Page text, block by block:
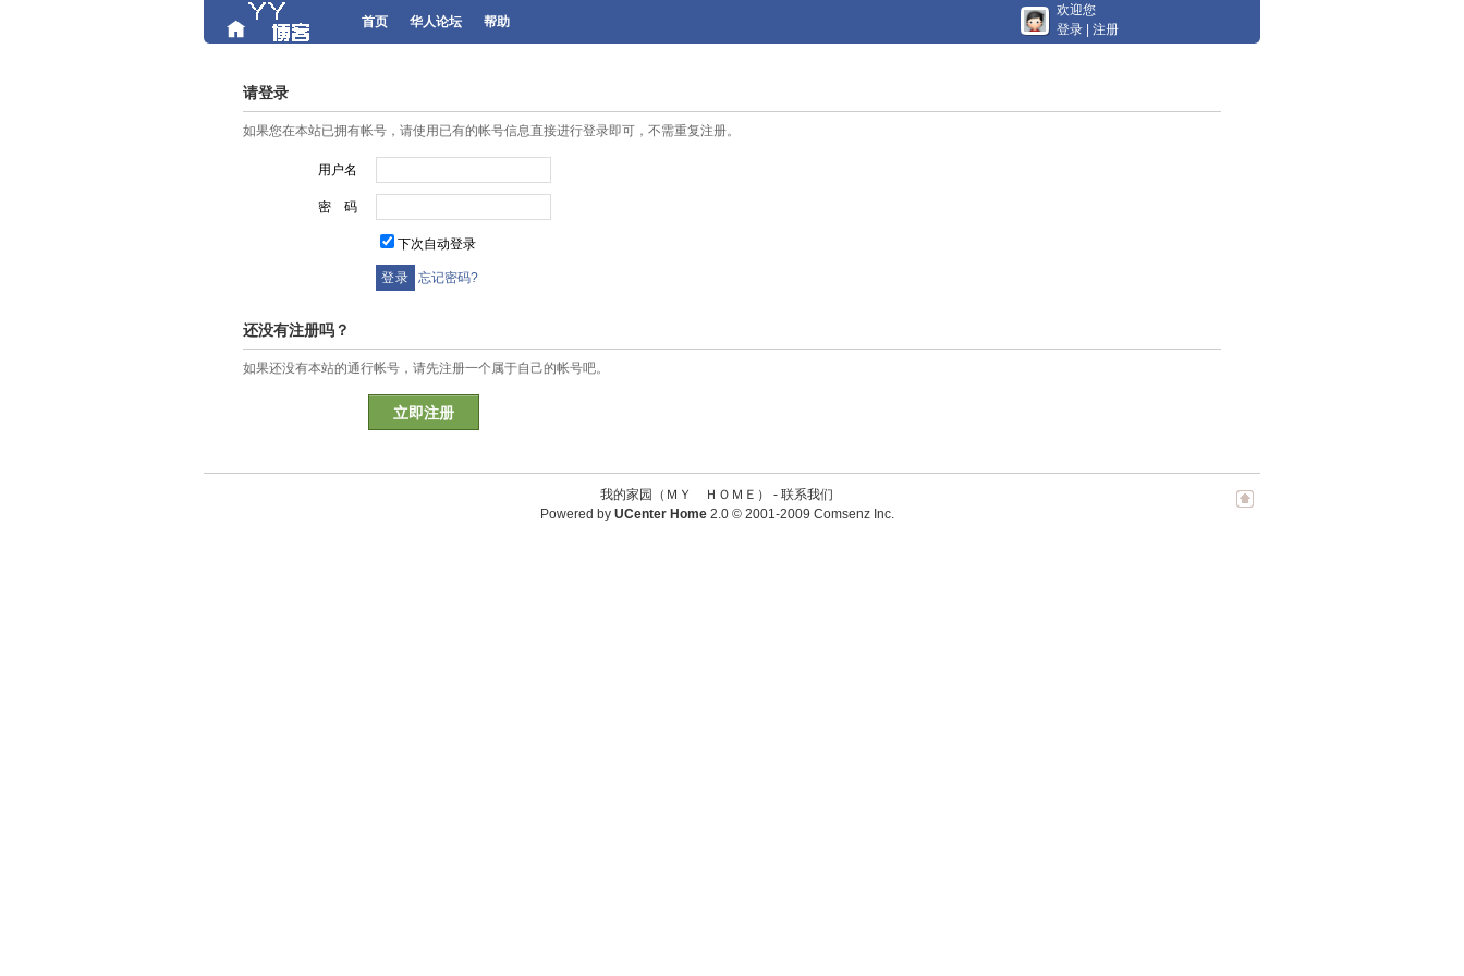
首页 华人论坛 帮助
欢迎您
登录
注册
请登录
如果您在本站已拥有帐号，请使用已有的帐号信息直接进行登录即可，不需重复注册。
用户名
密 码
下次自动登录
忘记密码?
还没有注册吗？
如果还没有本站的通行帐号，请先注册一个属于自己的帐号吧。
立即注册
我的家园（ＭＹ ＨＯＭＥ） - 联系我们
Powered by UCenter Home 2.0© 2001-2009 Comsenz Inc.